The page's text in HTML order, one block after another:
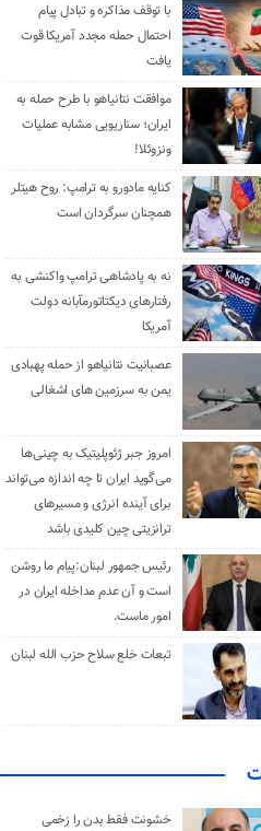
با توقف مذاکره و تبادل پیام
احتمال حمله مجدد آمریکا قوت
یافت
موافقت نتانیاهو با طرح حمله به
ایران؛ سناریویی مشابه عملیات
ونزوئلا!
کنایه مادورو به ترامپ: روح هیتلر
همچنان سرگردان است
نه به پادشاهی ترامپ واکنشی به
رفتارهای دیکتاتورمآبانه دولت
آمریکا
عصبانیت نتانیاهو از حمله پهبادی
یمن به سرزمین های اشغالی
امروز جبر ژئوپلیتیک به چینی‌ها
می‌گوید ایران تا چه اندازه می‌تواند
برای آینده انرژی و مسیرهای
ترانزیتی چین کلیدی باشد
رئیس جمهور لبنان:پیام ما روشن
است و آن عدم مداخله ایران در
امور ماست.
تبعات خلع سلاح حزب الله لبنان
خشونت فقط بدن را زخمی